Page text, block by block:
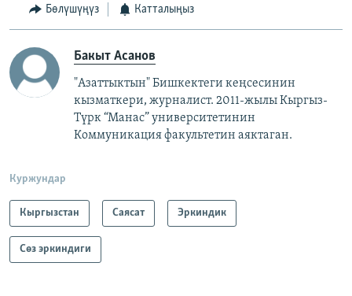
Бөлүшүңүз Катталыңыз
Бакыт Асанов
"Азаттыктын" Бишкектеги кеңсесинин
кызматкери, журналист. 2011-жылы Кыргыз-
Түрк “Манас” университетинин
Коммуникация факультетин аяктаган.
Куржундар
Кыргызстан Саясат Эркиндик
Сөз эркиндиги